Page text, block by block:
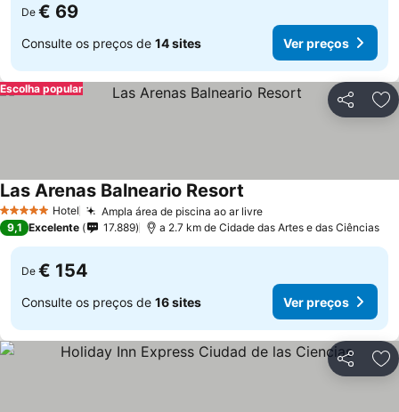
De € 69
Consulte os preços de 14 sites Ver preços
Partilhar
Escolha popular
5 Estrelas Hotel Ampla área de piscina ao ar livre
Las Arenas Balneario Resort
9,1 Excelente 17.889 a 2.7 km de Cidade das Artes e das Ciências
De € 154
Consulte os preços de 16 sites Ver preços
Partilhar